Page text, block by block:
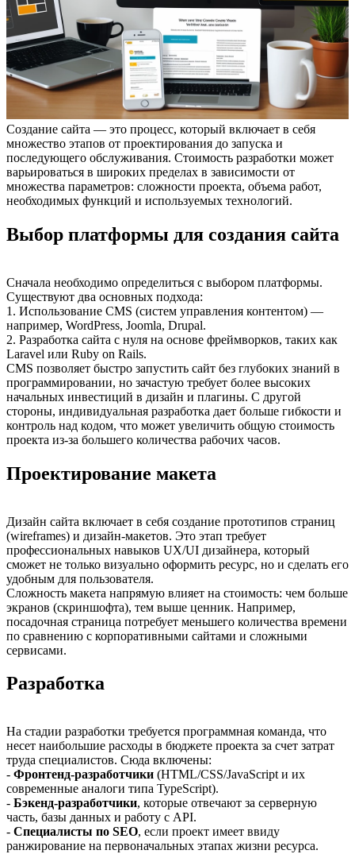
Создание сайта — это процесс, который включает в себя
множество этапов от проектирования до запуска и
последующего обслуживания. Стоимость разработки может
варьироваться в широких пределах в зависимости от
множества параметров: сложности проекта, объема работ,
необходимых функций и используемых технологий.
Выбор платформы для создания сайта
Сначала необходимо определиться с выбором платформы.
Существуют два основных подхода:
1. Использование CMS (систем управления контентом) —
например, WordPress, Joomla, Drupal.
2. Разработка сайта с нуля на основе фреймворков, таких как
Laravel или Ruby on Rails.
CMS позволяет быстро запустить сайт без глубоких знаний в
программировании, но зачастую требует более высоких
начальных инвестиций в дизайн и плагины. С другой
стороны, индивидуальная разработка дает больше гибкости и
контроль над кодом, что может увеличить общую стоимость
проекта из-за большего количества рабочих часов.
Проектирование макета
Дизайн сайта включает в себя создание прототипов страниц
(wireframes) и дизайн-макетов. Это этап требует
профессиональных навыков UX/UI дизайнера, который
сможет не только визуально оформить ресурс, но и сделать его
удобным для пользователя.
Сложность макета напрямую влияет на стоимость: чем больше
экранов (скриншофта), тем выше ценник. Например,
посадочная страница потребует меньшего количества времени
по сравнению с корпоративными сайтами и сложными
сервисами.
Разработка
На стадии разработки требуется программная команда, что
несет наибольшие расходы в бюджете проекта за счет затрат
труда специалистов. Сюда включены:
- Фронтенд-разработчики (HTML/CSS/JavaScript и их
современные аналоги типа TypeScript).
- Бэкенд-разработчики, которые отвечают за серверную
часть, базы данных и работу с API.
- Специалисты по SEO, если проект имеет ввиду
ранжирование на первоначальных этапах жизни ресурса.